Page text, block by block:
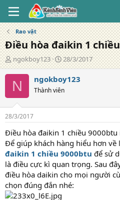
Rao vặt
Điều hòa đaikin 1
T
á
c
g
ả
ngokboy123
N
g
à
y
đ
g
28/3/2017
N ngokboy123
Thành viên
28/3/2017
Điều hòa đaikin 1 chiều 9000btu
Để giúp khách hàng hiểu hơn về
đaikin 1 chiều 9000btu để sử
là điều cực kì quan trọng. Sau
điều hòa daikin cho mọi người
chọn đúng đắn nhé: